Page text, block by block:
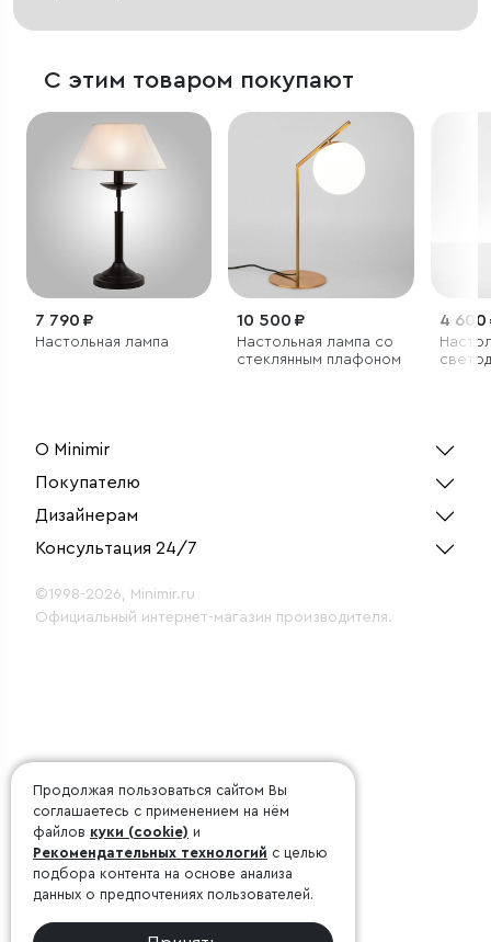
С этим товаром покупают
7 790 ₽
Настольная лампа
10 500 ₽
Настольная лампа со
стеклянным плафоном
4 600
О Minimir
Покупателю
Дизайнерам
Консультация 24/7
©1998-2026, Minimir.ru
Официальный интернет-магазин производителя.
Продолжая пользоваться сайтом Вы
соглашаетесь с применением на нём
файлов куки (cookie) и
Рекомендательных технологий с целью
подбора контента на основе анализа
данных о предпочтениях пользователей.